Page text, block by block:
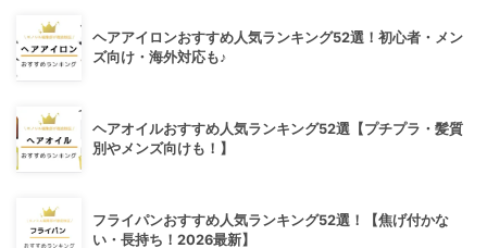
ヘアアイロンおすすめ人気ランキング52選！初心者・メン
ズ向け・海外対応も♪
ヘアオイルおすすめ人気ランキング52選【プチプラ・髪質
別やメンズ向けも！】
フライパンおすすめ人気ランキング52選！【焦げ付かな
い・長持ち！2026最新】